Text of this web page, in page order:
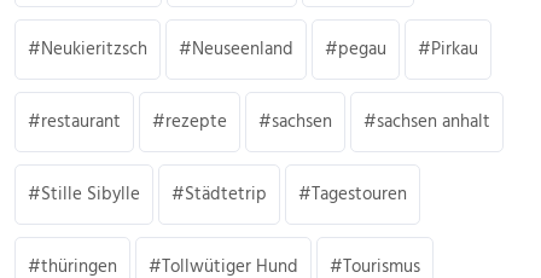
Neukieritzsch Neuseenland pegau Pirkau
restaurant rezepte sachsen sachsen anhalt
Stille Sibylle Städtetrip Tagestouren
thüringen Tollwütiger Hund Tourismus